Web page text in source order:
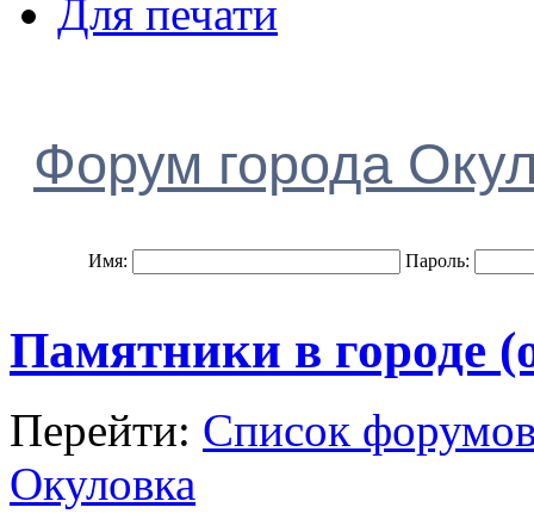
Для печати
Форум города
Имя: Пароль:
Памятники в городе
Перейти: Список
Окуловка